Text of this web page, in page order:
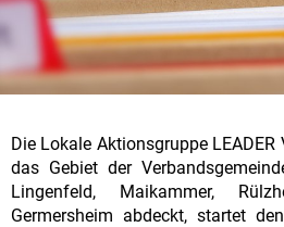
Die Lokale Aktionsgruppe
das Gebiet der
Lingenfeld, Maikammer,
Germersheim abdeckt, startet